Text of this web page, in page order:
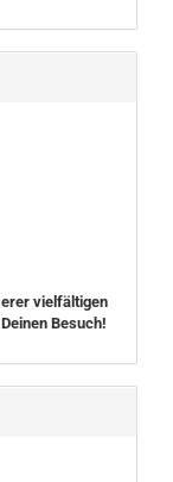
vielfältigen
Besuch!